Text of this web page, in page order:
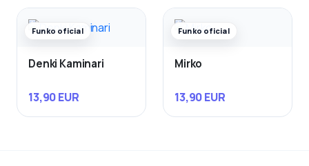
Funko oficial
Denki Kaminari
13,90 EUR
Funko oficial
Mirko
13,90 EUR